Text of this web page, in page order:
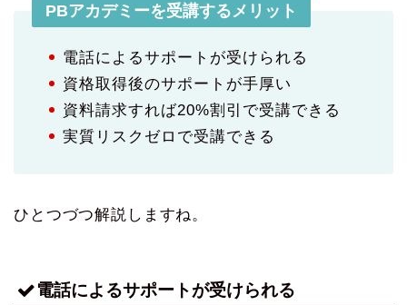
PBアカデミーを受講するメリット
電話によるサポートが受けられる
資格取得後のサポートが手厚い
資料請求すれば20%割引で受講できる
実質リスクゼロで受講できる
ひとつづつ解説しますね。
電話によるサポートが受けられる